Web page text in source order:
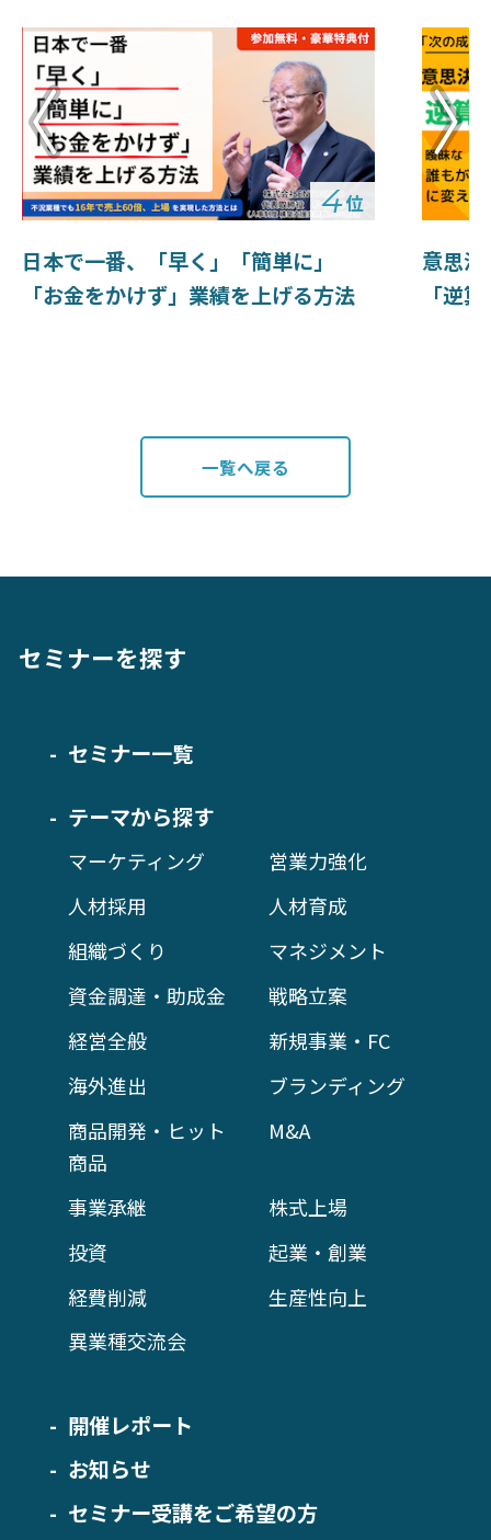
4位
日本で一番、「早く」「簡単に」
「お金をかけず」業績を上げる方法
意思
「逆
一覧へ戻る
セミナーを探す
セミナー一覧
テーマから探す
マーケティング
営業力強化
人材採用
人材育成
組織づくり
マネジメント
資金調達・助成金
戦略立案
経営全般
新規事業・FC
海外進出
ブランディング
商品開発・ヒット
商品
M&A
事業承継
株式上場
投資
起業・創業
経費削減
生産性向上
異業種交流会
開催レポート
お知らせ
セミナー受講をご希望の方